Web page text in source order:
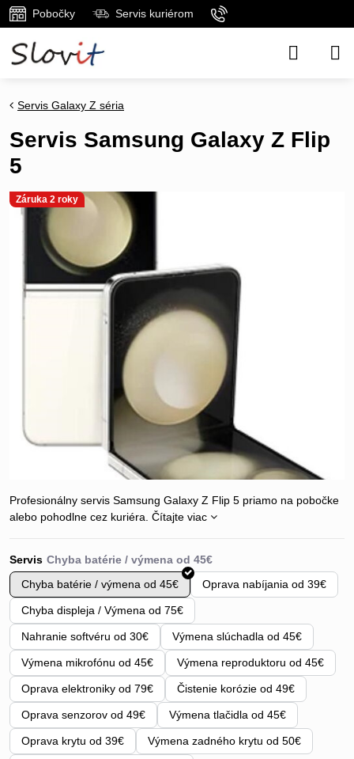
Pobočky Servis kuriérom
Záruka 2 roky
Servis Galaxy Z séria
Servis Samsung Galaxy Z Flip
5
Profesionálny servis Samsung Galaxy Z Flip 5 priamo na pobočke
alebo pohodlne cez kuriéra. Čítajte viac
Servis
Chyba batérie / výmena od 45€
Oprava nabíjania od 39€
Chyba displeja / Výmena od 75€
Nahranie softvéru od 30€ Výmena slúchadla od 45€
Výmena mikrofónu od 45€ Výmena reproduktoru od 45€
Oprava elektroniky od 79€ Čistenie korózie od 49€
Oprava senzorov od 49€ Výmena tlačidla od 45€
Oprava krytu od 39€ Výmena zadného krytu od 50€